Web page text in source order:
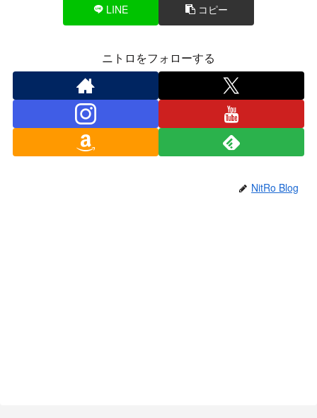
LINE コピー
ニトロをフォローする
NitRo Blog